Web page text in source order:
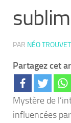
PAR NÉO
Partagez cet
Mystère de
influencées